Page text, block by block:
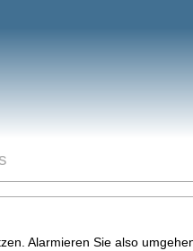
Alarmieren Sie also